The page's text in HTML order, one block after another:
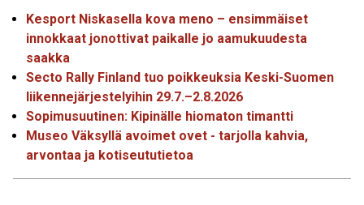
Kesport Niskasella kova meno – ensimmäiset
innokkaat jonottivat paikalle jo aamukuudesta
saakka
Secto Rally Finland tuo poikkeuksia Keski-Suomen
liikennejärjestelyihin 29.7.–2.8.2026
Sopimusuutinen: Kipinälle hiomaton timantti
Museo Väksyllä avoimet ovet - tarjolla kahvia,
arvontaa ja kotiseututietoa